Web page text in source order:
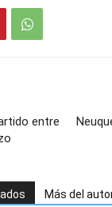
entre
Más del